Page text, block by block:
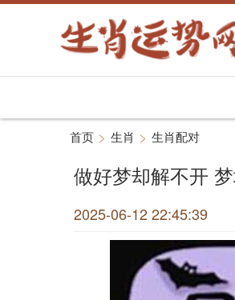
首页 > 生肖 > 生肖配对
做好梦却解不开
2025-06-12